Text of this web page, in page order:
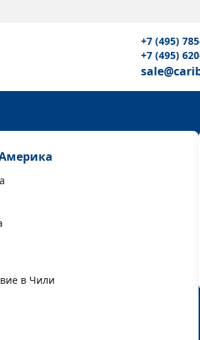
+7 (495)
+7 (495)
в Чили